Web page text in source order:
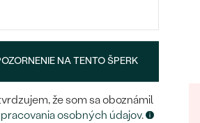
v Eppi
NA TENTO ŠPERK
že som sa oboznámil
osobných údajov.